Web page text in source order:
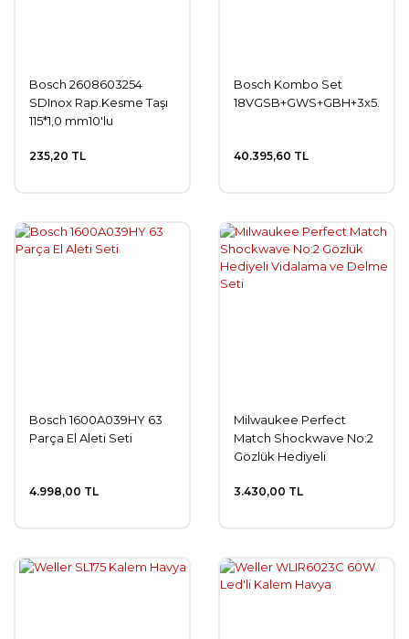
Bosch 2608603254
SDInox Rap.Kesme Taşı
115*1,0 mm10'lu
235,20 TL
Bosch Kombo Set
40.395,60 TL
Bosch 1600A039HY 63
Parça El Aleti Seti
4.998,00 TL
Milwaukee Perfect
Match Shockwave No:2
Gözlük Hediyeli
3.430,00 TL